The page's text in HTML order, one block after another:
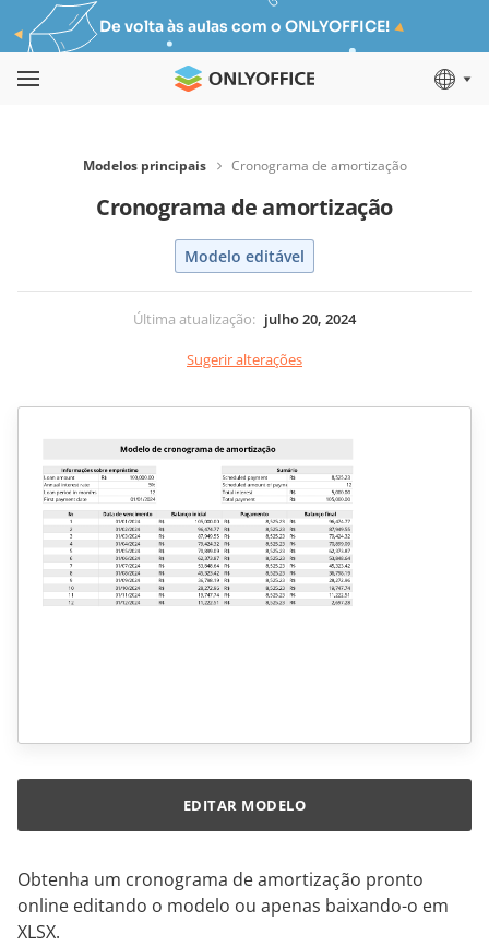
De volta às aulas com o ONLYOFFICE!
Modelos principais Cronograma de amortização
Cronograma de amortização
Modelo editável
Última atualização: julho 20, 2024
Sugerir alterações
Obtenha um cronograma de amortização pronto
online editando o modelo ou apenas baixando-o em
XLSX.
EDITAR MODELO